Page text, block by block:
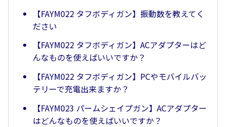
【FAYM022 タフボディガン】振動数を教えてく
ださい
【FAYM022 タフボディガン】ACアダプターはど
んなものを使えばいいですか？
【FAYM022 タフボディガン】PCやモバイルバッ
テリーで充電出来ますか？
【FAYM023 パームシェイプガン】ACアダプター
はどんなものを使えばいいですか？